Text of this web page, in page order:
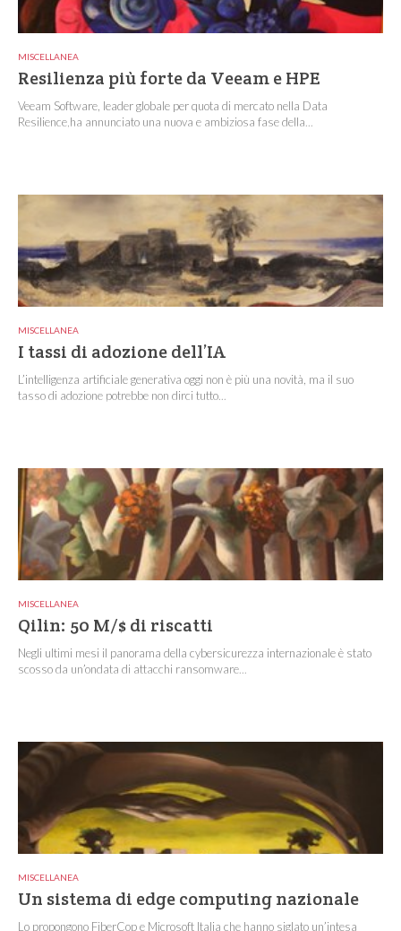
MISCELLANEA
Resilienza più forte da Veeam e HPE
Veeam Software, leader globale per quota di mercato nella Data
Resilience,ha annunciato una nuova e ambiziosa fase della...
MISCELLANEA
I tassi di adozione dell’IA
L’intelligenza artificiale generativa oggi non è più una novità, ma il suo
tasso di adozione potrebbe non dirci tutto...
MISCELLANEA
Qilin: 50 M/$ di riscatti
Negli ultimi mesi il panorama della cybersicurezza internazionale è stato
scosso da un’ondata di attacchi ransomware...
MISCELLANEA
Un sistema di edge computing nazionale
Lo propongono FiberCop e Microsoft Italia che hanno siglato un’intesa